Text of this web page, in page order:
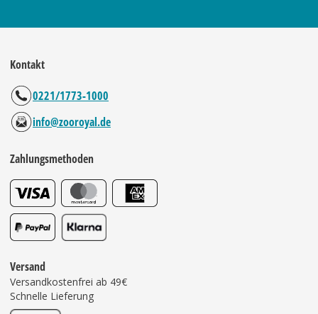
Kontakt
0221/1773-1000
info@zooroyal.de
Zahlungsmethoden
Versand
Versandkostenfrei ab 49€
Schnelle Lieferung